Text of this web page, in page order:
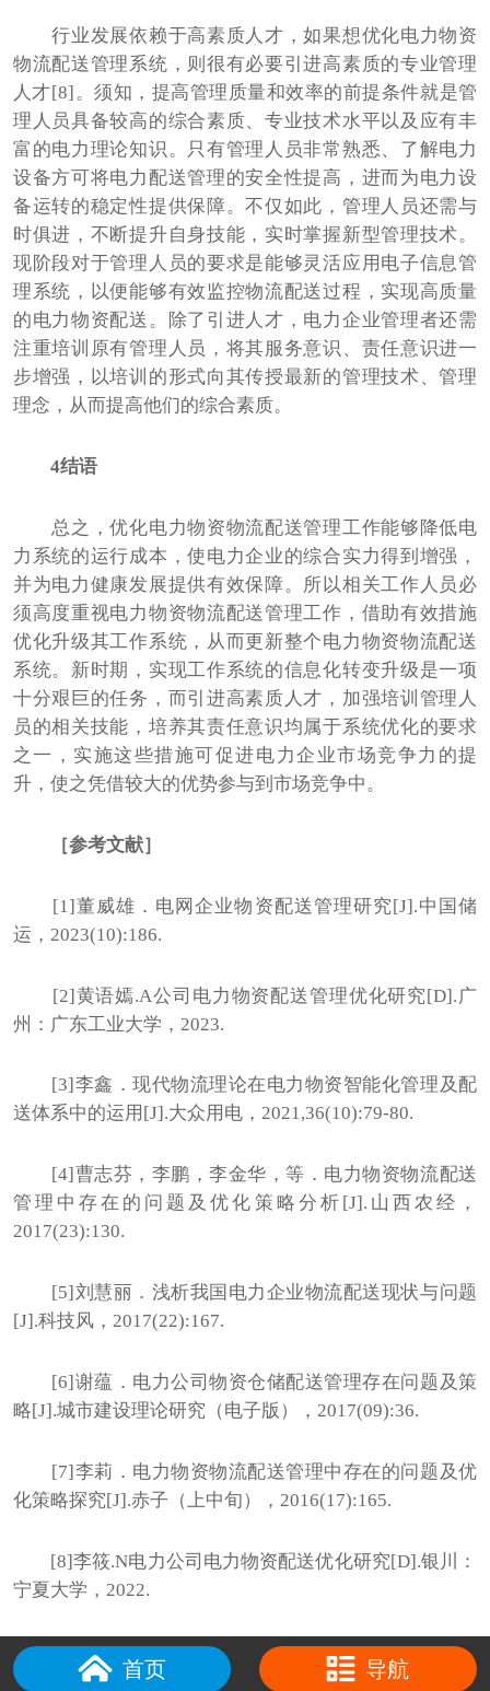
行业发展依赖于高素质人才，如果想优化电力物资
物流配送管理系统，则很有必要引进高素质的专业管理
人才[8]。须知，提高管理质量和效率的前提条件就是管
理人员具备较高的综合素质、专业技术水平以及应有丰
富的电力理论知识。只有管理人员非常熟悉、了解电力
设备方可将电力配送管理的安全性提高，进而为电力设
备运转的稳定性提供保障。不仅如此，管理人员还需与
时俱进，不断提升自身技能，实时掌握新型管理技术。
现阶段对于管理人员的要求是能够灵活应用电子信息管
理系统，以便能够有效监控物流配送过程，实现高质量
的电力物资配送。除了引进人才，电力企业管理者还需
注重培训原有管理人员，将其服务意识、责任意识进一
步增强，以培训的形式向其传授最新的管理技术、管理
理念，从而提高他们的综合素质。
4结语
总之，优化电力物资物流配送管理工作能够降低电
力系统的运行成本，使电力企业的综合实力得到增强，
并为电力健康发展提供有效保障。所以相关工作人员必
须高度重视电力物资物流配送管理工作，借助有效措施
优化升级其工作系统，从而更新整个电力物资物流配送
系统。新时期，实现工作系统的信息化转变升级是一项
十分艰巨的任务，而引进高素质人才，加强培训管理人
员的相关技能，培养其责任意识均属于系统优化的要求
之一，实施这些措施可促进电力企业市场竞争力的提
升，使之凭借较大的优势参与到市场竞争中。
［参考文献］
[1]董威雄．电网企业物资配送管理研究[J].中国储
运，2023(10):186.
[2]黄语嫣.A公司电力物资配送管理优化研究[D].广
州：广东工业大学，2023.
[3]李鑫．现代物流理论在电力物资智能化管理及配
送体系中的运用[J].大众用电，2021,36(10):79-80.
[4]曹志芬，李鹏，李金华，等．电力物资物流配送
管理中存在的问题及优化策略分析[J].山西农经，
2017(23):130.
[5]刘慧丽．浅析我国电力企业物流配送现状与问题
[J].科技风，2017(22):167.
[6]谢蕴．电力公司物资仓储配送管理存在问题及策
略[J].城市建设理论研究（电子版），2017(09):36.
[7]李莉．电力物资物流配送管理中存在的问题及优
化策略探究[J].赤子（上中旬），2016(17):165.
[8]李筱.N电力公司电力物资配送优化研究[D].银川：
宁夏大学，2022.
首页 导航